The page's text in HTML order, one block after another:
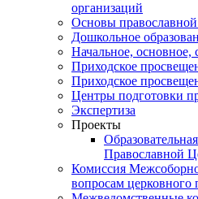
организаций
Основы
Дошкольное
Начальное, основное,
Приходское
Приходское
Центры подготовки
Экспертиза
Проекты
Православной
Комиссия
вопросам